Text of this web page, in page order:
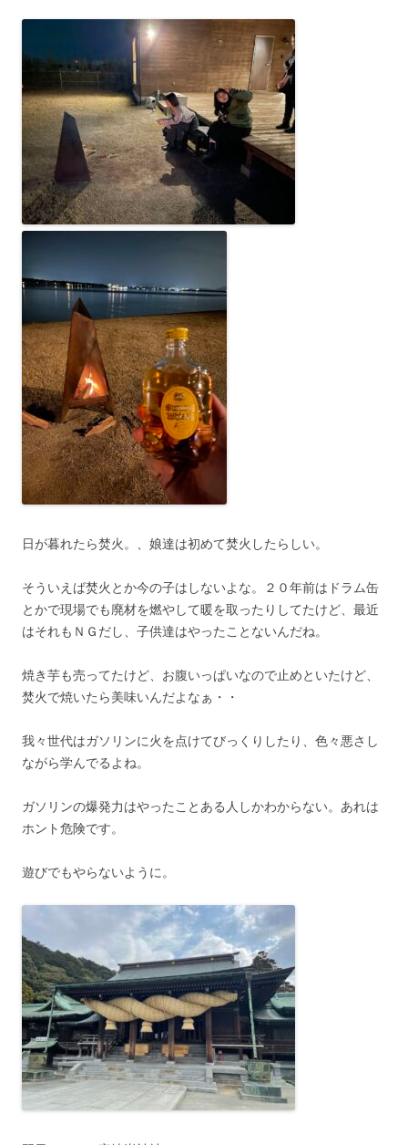
日が暮れたら焚火。、娘達は初めて焚火したらしい。
そういえば焚火とか今の子はしないよな。２０年前はドラム缶
とかで現場でも廃材を燃やして暖を取ったりしてたけど、最近
はそれもＮＧだし、子供達はやったことないんだね。
焼き芋も売ってたけど、お腹いっぱいなので止めといたけど、
焚火で焼いたら美味いんだよなぁ・・
我々世代はガソリンに火を点けてびっくりしたり、色々悪さし
ながら学んでるよね。
ガソリンの爆発力はやったことある人しかわからない。あれは
ホント危険です。
遊びでもやらないように。